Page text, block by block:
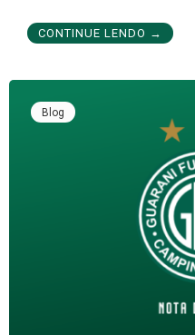
CONTINUE LENDO →
Blog